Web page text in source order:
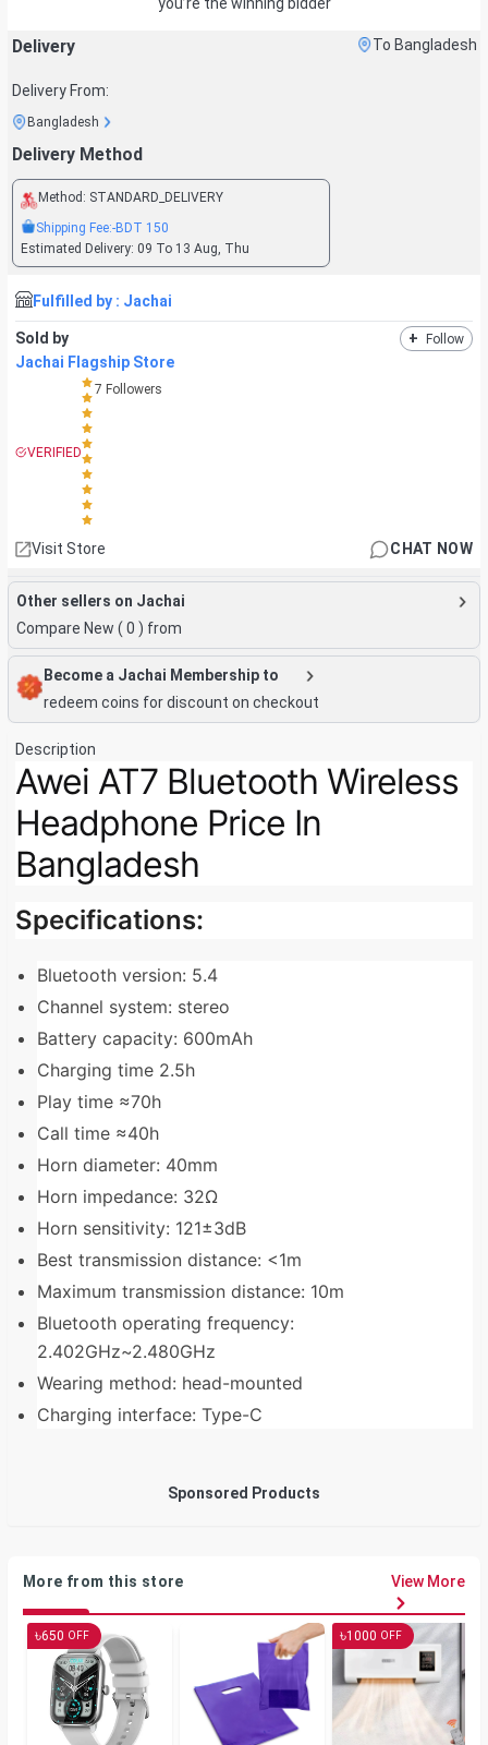
Delivery To Bangladesh
Delivery From:
Bangladesh
Delivery Method
Method: STANDARD_DELIVERY
Shipping Fee:-BDT 150
Estimated Delivery: 09 To 13 Aug, Thu
Fulfilled by : Jachai
Sold by + Follow
Jachai Flagship Store
VERIFIED
7 Followers
Visit Store CHAT NOW
Other sellers on Jachai
Compare New ( 0 ) from
Become a Jachai Membership to
redeem coins for discount on checkout
Description
Awei AT7 Bluetooth Wireless
Headphone Price In
Bangladesh
Specifications:
Bluetooth version: 5.4
Channel system: stereo
Battery capacity: 600mAh
Charging time 2.5h
Play time ≈70h
Call time ≈40h
Horn diameter: 40mm
Horn impedance: 32Ω
Horn sensitivity: 121±3dB
Best transmission distance: <1m
Maximum transmission distance: 10m
Bluetooth operating frequency:
2.402GHz~2.480GHz
Wearing method: head-mounted
Charging interface: Type-C
Sponsored Products
More from this store View More
৳650 OFF ৳1000 OFF